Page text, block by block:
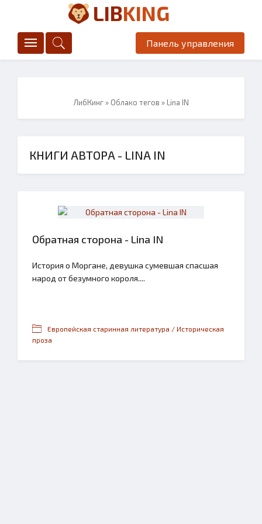
LIBKING
Панель управления
ЛибКинг» Облако тегов » Lina IN
КНИГИ АВТОРА - LINA IN
Обратная сторона - Lina IN
История о Моргане, девушка сумевшая спасшая
народ от безумного короля....
Европейская старинная литература / Историческая
проза